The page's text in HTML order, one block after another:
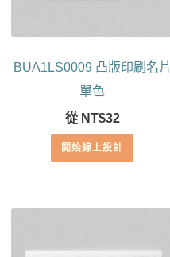
BUA1LS0009 凸版印刷名片
單色
從 NT$32
開始線上設計